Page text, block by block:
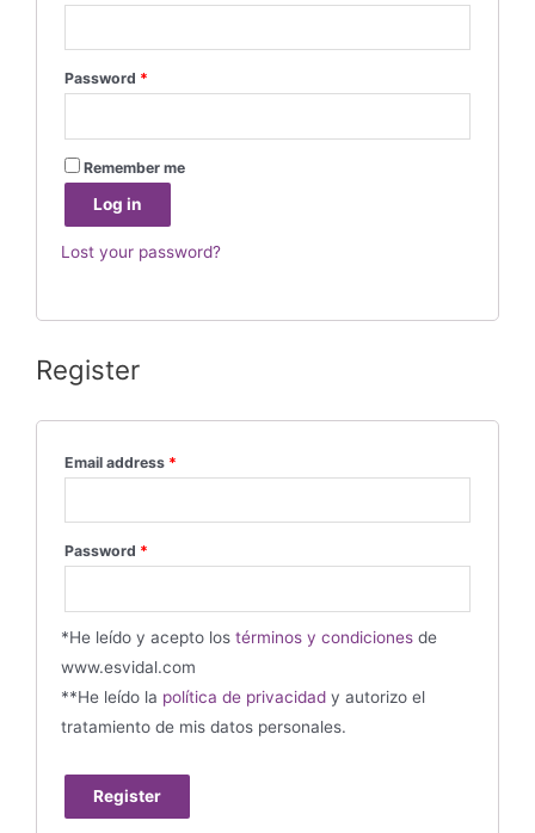
Password *
Remember me
Log in
Lost your password?
Register
Email address *
Password *
*He leído y acepto los términos y condiciones de
www.esvidal.com
**He leído la política de privacidad y autorizo el
tratamiento de mis datos personales.
Register